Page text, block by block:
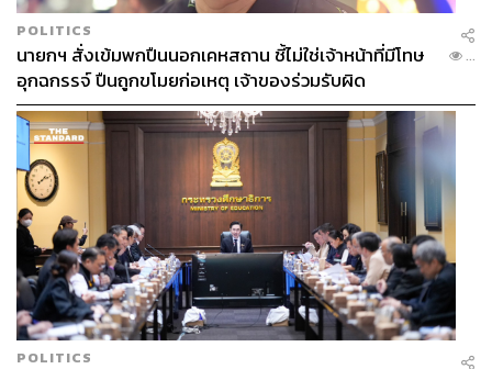
POLITICS
นายกฯ สั่งเข้มพกปืนนอกเคหสถาน ชี้ไม่ใช่เจ้าหน้าที่มีโทษ
อุกฉกรรจ์ ปืนถูกขโมยก่อเหตุ เจ้าของร่วมรับผิด
...
POLITICS